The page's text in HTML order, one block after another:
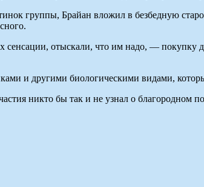
группы, Брайан вложил в безбедную
сенсации, отыскали, что им надо, —
и другими биологическими видами,
никто бы так и не узнал о благородном